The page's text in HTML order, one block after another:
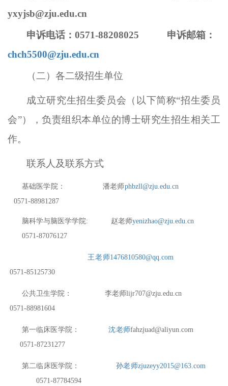
yxyjsb@zju.edu.cn
申诉电话 ： 0571-88208025 申诉邮箱：
chch5500@zju.edu.cn
（二）各二级招生单位
成立研究生招生委员会（以下简称“招生委员
会”），负责组织本单位的博士研究生招生相关工
作。
联系人及联系方式
基础医学院： 潘老师phbzll@zju.edu.cn
0571-88981287
脑科学与脑医学学院: 赵老师yenizhao@zju.edu.cn
0571-87076127
王老师1476810580@qq.com
0571-85125730
公共卫生学院： 李老师lijr707@zju.edu.cn
0571-88981604
第一临床医学院： 沈老师fahzjuad@aliyun.com
0571-87231277
第二临床医学院： 孙老师zjuzeyy2015@163.com
0571-87784594